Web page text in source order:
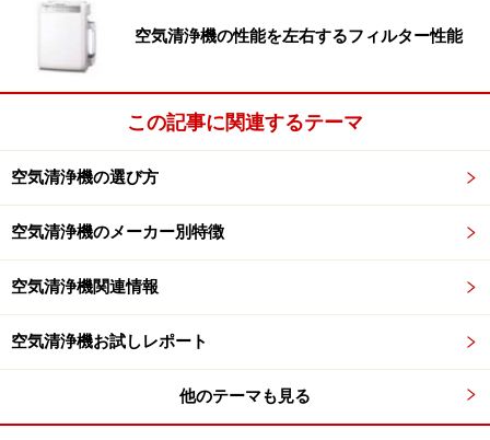
空気清浄機の性能を左右するフィルター性能
この記事に関連するテーマ
空気清浄機の選び方
空気清浄機のメーカー別特徴
空気清浄機関連情報
空気清浄機お試しレポート
他のテーマも見る